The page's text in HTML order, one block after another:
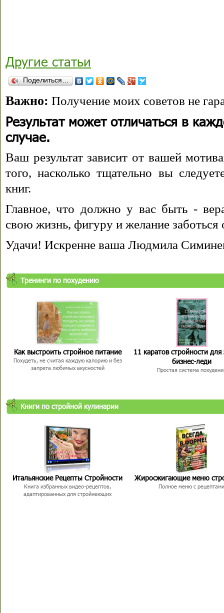
Другие статьи
Поделиться…
Важно: Получение моих советов не
Результат может отличаться в
случае.
Ваш результат зависит от вашей
того, насколько тщательно вы
книг.
Главное, что должно у вас быть -
свою жизнь, фигуру и желание заботься
Удачи! Искренне ваша Людмила
Тренинги по похудению
Как выстроить стройное питание
Похудеть, не считая каждую калорию и без
запрета любимых вкусностей
11 каратов стройности для
бизнес-леди
Простая система
Книги по стройной кулинарии
Итальянские Рецепты Стройности
Книга избранных видео-рецептов,
адаптированных для стройнеющих
Жиросжигающие меню
Полное меню с рецептами